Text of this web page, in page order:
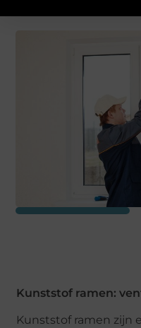
Kunststof ramen:
Kunststof ramen zijn